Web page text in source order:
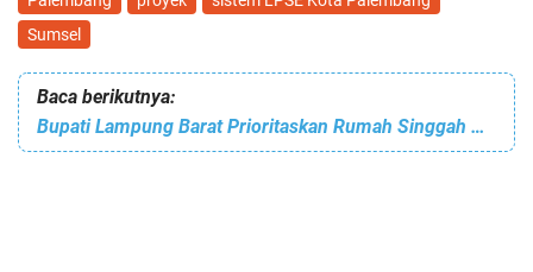
Sumsel
Baca berikutnya:
Bupati Lampung Barat Prioritaskan Rumah Singgah Pasien, Perbaikan Asrama Mahasiswa Dipersiapkan